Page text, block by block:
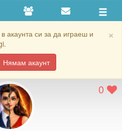
×
акаунта си за да играеш и
Нямам акаунт
0